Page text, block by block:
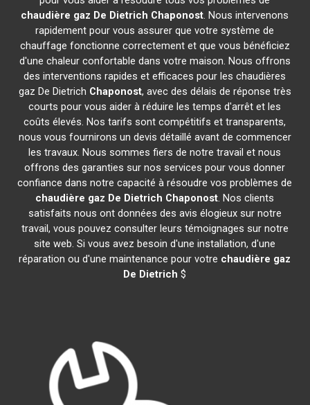
chaudière gaz De Dietrich Chaponost. Nous intervenons
rapidement pour vous assurer que votre système de
chauffage fonctionne correctement et que vous bénéficiez
d'une chaleur confortable dans votre maison. Nous offrons
des interventions rapides et efficaces pour les chaudières
gaz De Dietrich Chaponost, avec des délais de réponse très
courts pour vous aider à réduire les temps d'arrêt et les
coûts élevés. Nos tarifs sont compétitifs et transparents,
nous vous fournirons un devis détaillé avant de commencer
les travaux. Nous sommes fiers de notre travail et nous
offrons des garanties sur nos services pour vous donner
confiance dans notre capacité à résoudre vos problèmes de
chaudière gaz De Dietrich Chaponost. Nos clients
satisfaits nous ont données des avis élogieux sur notre
travail, vous pouvez consulter leurs témoignages sur notre
site web. Si vous avez besoin d'une installation, d'une
réparation ou d'une maintenance pour votre chaudière gaz
De Dietrich $